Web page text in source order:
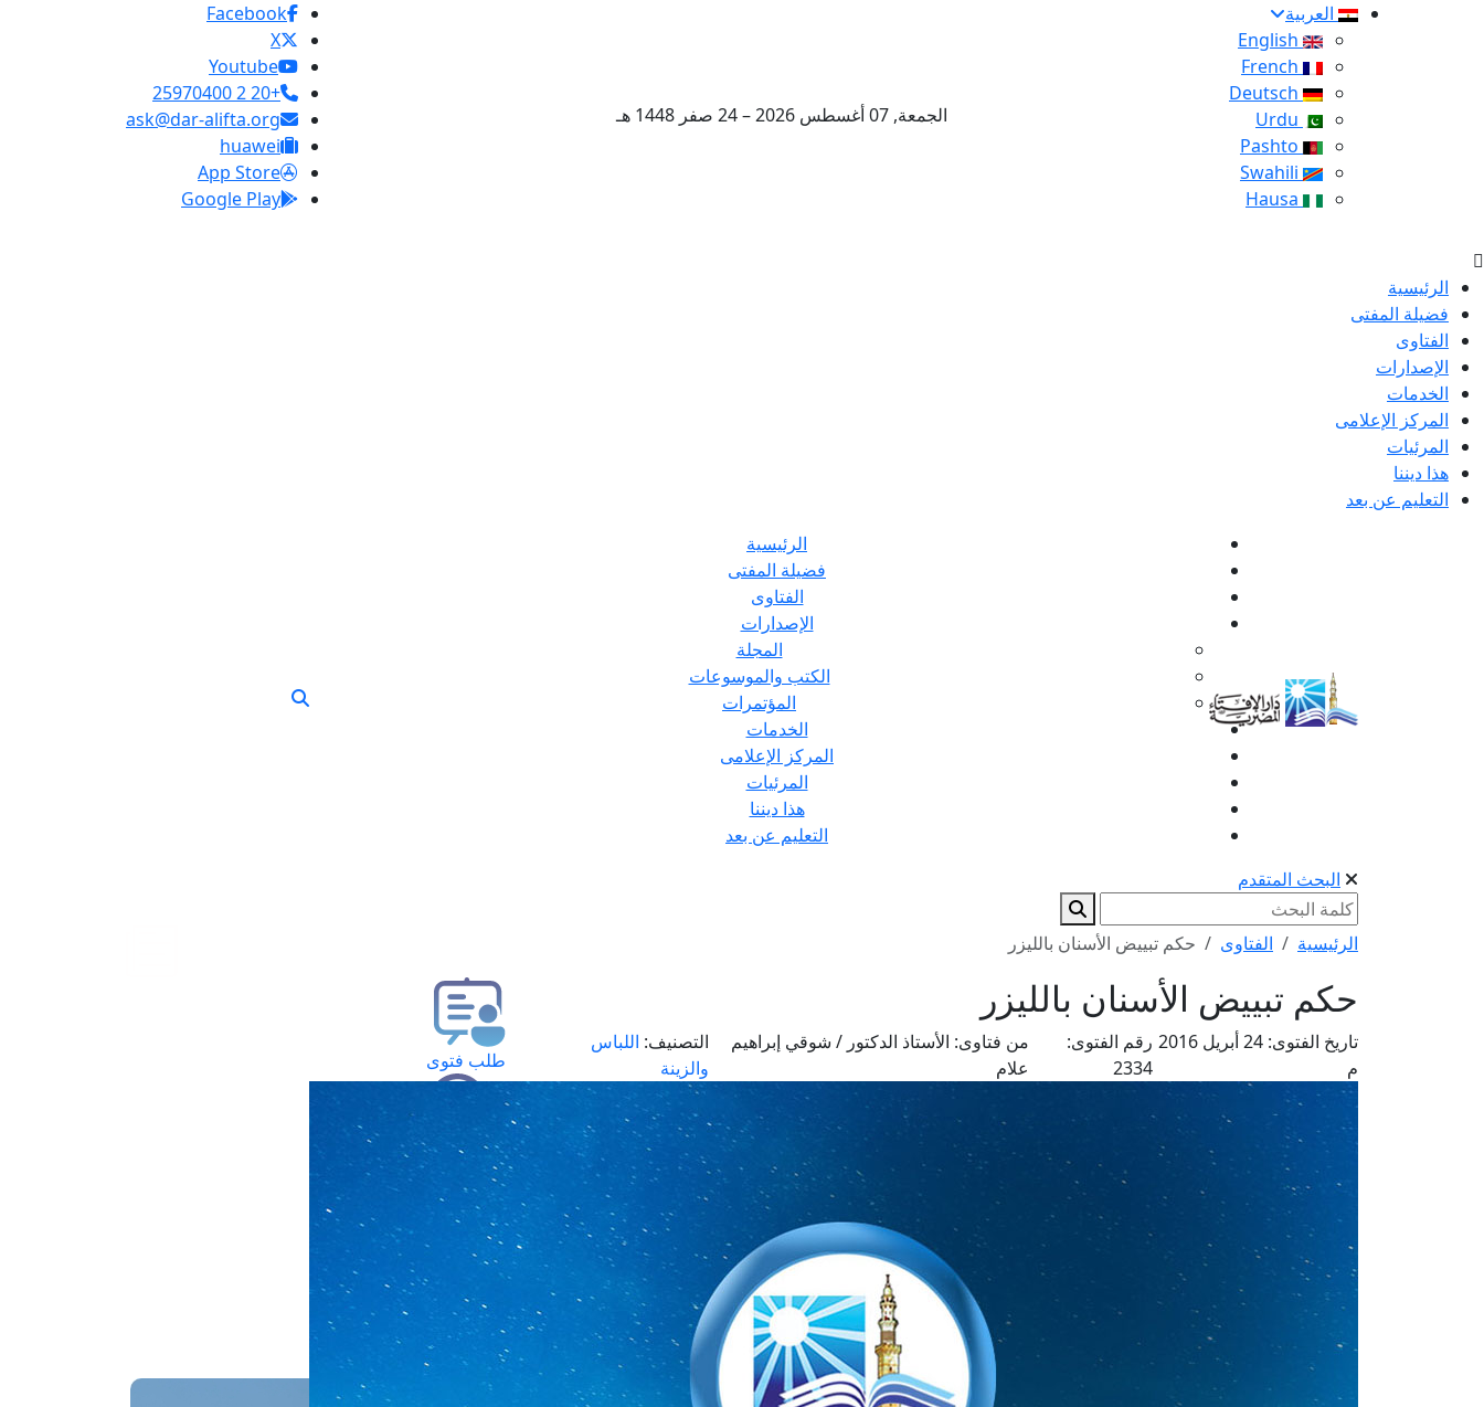
العربية
الجمعة, 07 أغسطس 2026 – 24 صفر 1448 هـ
Facebook
X
Youtube
+20 2 25970400
ask@dar-alifta.org
huawei
App Store
Google Play
الرئيسية
فضيلة المفتى
الفتاوى
الإصدارات
الخدمات
المركز الإعلامى
المرئيات
هذا ديننا
التعليم عن بعد
الرئيسية
فضيلة المفتى
الفتاوى
الإصدارات
المجلة
الكتب والموسوعات
المؤتمرات
الخدمات
المركز الإعلامى
المرئيات
هذا ديننا
التعليم عن بعد
البحث المتقدم
الرئيسية الفتاوى حكم تبييض الأسنان بالليزر
حكم تبييض الأسنان بالليزر
تاريخ الفتوى:
24 أبريل 2016
م
رقم الفتوى:
2334
من فتاوى: الأستاذ الدكتور / شوقي إبراهيم
علام
التصنيف: اللباس
والزينة
طلب فتوى
استعلام عن فتوى
حجز موعد
الفتوى الهاتفية